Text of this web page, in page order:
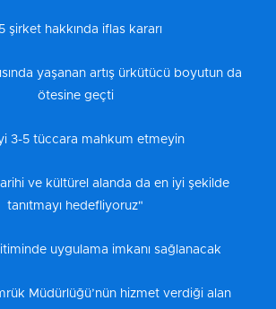
şirket hakkında iflas kararı
yaşanan artış ürkütücü boyutun da
ötesine geçti
3-5 tüccara mahkum etmeyin
ve kültürel alanda da en iyi şekilde
tanıtmayı hedefliyoruz"
uygulama imkanı sağlanacak
Müdürlüğü’nün hizmet verdiği alan